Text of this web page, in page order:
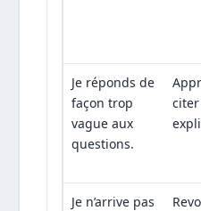
Je réponds de
façon trop
vague aux
questions.
Je n’arrive pas